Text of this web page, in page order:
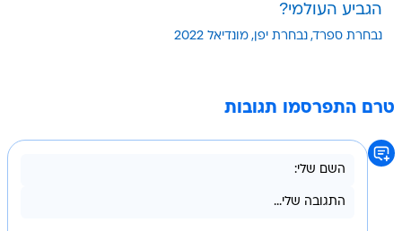
הגביע העולמי?
נבחרת ספרד נבחרת יפן מונדיאל 2022
טרם התפרסמו תגובות